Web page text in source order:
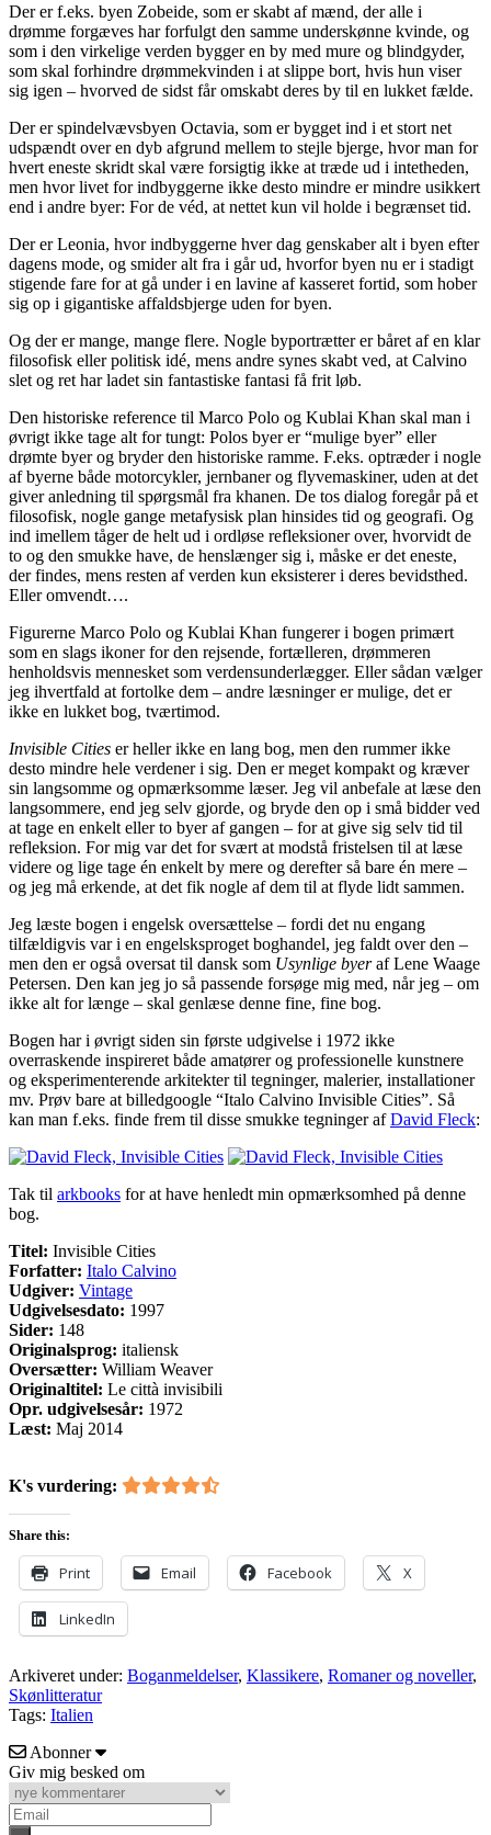
Der er f.eks. byen Zobeide, som er skabt af mænd, der alle i
drømme forgæves har forfulgt den samme underskønne kvinde, og
som i den virkelige verden bygger en by med mure og blindgyder,
som skal forhindre drømmekvinden i at slippe bort, hvis hun viser
sig igen – hvorved de sidst får omskabt deres by til en lukket fælde.
Der er spindelvævsbyen Octavia, som er bygget ind i et stort net
udspændt over en dyb afgrund mellem to stejle bjerge, hvor man for
hvert eneste skridt skal være forsigtig ikke at træde ud i intetheden,
men hvor livet for indbyggerne ikke desto mindre er mindre usikkert
end i andre byer: For de véd, at nettet kun vil holde i begrænset tid.
Der er Leonia, hvor indbyggerne hver dag genskaber alt i byen efter
dagens mode, og smider alt fra i går ud, hvorfor byen nu er i stadigt
stigende fare for at gå under i en lavine af kasseret fortid, som hober
sig op i gigantiske affaldsbjerge uden for byen.
Og der er mange, mange flere. Nogle byportrætter er båret af en klar
filosofisk eller politisk idé, mens andre synes skabt ved, at Calvino
slet og ret har ladet sin fantastiske fantasi få frit løb.
Den historiske reference til Marco Polo og Kublai Khan skal man i
øvrigt ikke tage alt for tungt: Polos byer er “mulige byer” eller
drømte byer og bryder den historiske ramme. F.eks. optræder i nogle
af byerne både motorcykler, jernbaner og flyvemaskiner, uden at det
giver anledning til spørgsmål fra khanen. De tos dialog foregår på et
filosofisk, nogle gange metafysisk plan hinsides tid og geografi. Og
ind imellem tåger de helt ud i ordløse refleksioner over, hvorvidt de
to og den smukke have, de henslænger sig i, måske er det eneste,
der findes, mens resten af verden kun eksisterer i deres bevidsthed.
Eller omvendt….
Figurerne Marco Polo og Kublai Khan fungerer i bogen primært
som en slags ikoner for den rejsende, fortælleren, drømmeren
henholdsvis mennesket som verdensunderlægger. Eller sådan vælger
jeg ihvertfald at fortolke dem – andre læsninger er mulige, det er
ikke en lukket bog, tværtimod.
Invisible Cities er heller ikke en lang bog, men den rummer ikke
desto mindre hele verdener i sig. Den er meget kompakt og kræver
sin langsomme og opmærksomme læser. Jeg vil anbefale at læse den
langsommere, end jeg selv gjorde, og bryde den op i små bidder ved
at tage en enkelt eller to byer af gangen – for at give sig selv tid til
refleksion. For mig var det for svært at modstå fristelsen til at læse
videre og lige tage én enkelt by mere og derefter så bare én mere –
og jeg må erkende, at det fik nogle af dem til at flyde lidt sammen.
Jeg læste bogen i engelsk oversættelse – fordi det nu engang
tilfældigvis var i en engelsksproget boghandel, jeg faldt over den –
men den er også oversat til dansk som Usynlige byeraf Lene Waage
Petersen. Den kan jeg jo så passende forsøge mig med, når jeg – om
ikke alt for længe – skal genlæse denne fine, fine bog.
Bogen har i øvrigt siden sin første udgivelse i 1972 ikke
overraskende inspireret både amatører og professionelle kunstnere
og eksperimenterende arkitekter til tegninger, malerier, installationer
mv. Prøv bare at billedgoogle “Italo Calvino Invisible Cities”. Så
kan man f.eks. finde frem til disse smukke tegninger afDavid Fleck:
Tak til arkbooks for at have henledt min opmærksomhed på denne
bog.
Titel: Invisible Cities
Forfatter: Italo Calvino
Udgiver: Vintage
Udgivelsesdato: 1997
Sider: 148
Originalsprog: italiensk
Oversætter: William Weaver
Originaltitel: Le città invisibili
Opr. udgivelsesår: 1972
Læst: Maj 2014
K's vurdering:
Share this:
Print Email Facebook X
LinkedIn
Arkiveret under: Boganmeldelser, Klassikere, Romaner og noveller,
Skønlitteratur
Tags: Italien
Abonner
Giv mig besked om